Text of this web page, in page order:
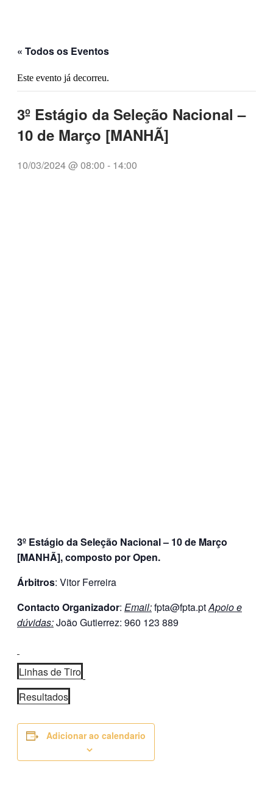
« Todos os Eventos
Este evento já decorreu.
3º Estágio da Seleção Nacional –
10 de Março [MANHÃ]
10/03/2024 @ 08:00 - 14:00
3º Estágio da Seleção Nacional – 10 de Março
[MANHÃ], composto por Open.
Árbitros: Vitor Ferreira
Contacto Organizador: Email:fpta@fpta.ptApoio e
dúvidas:João Gutierrez: 960 123 889
Linhas de Tiro
Resultados
Adicionar ao calendario